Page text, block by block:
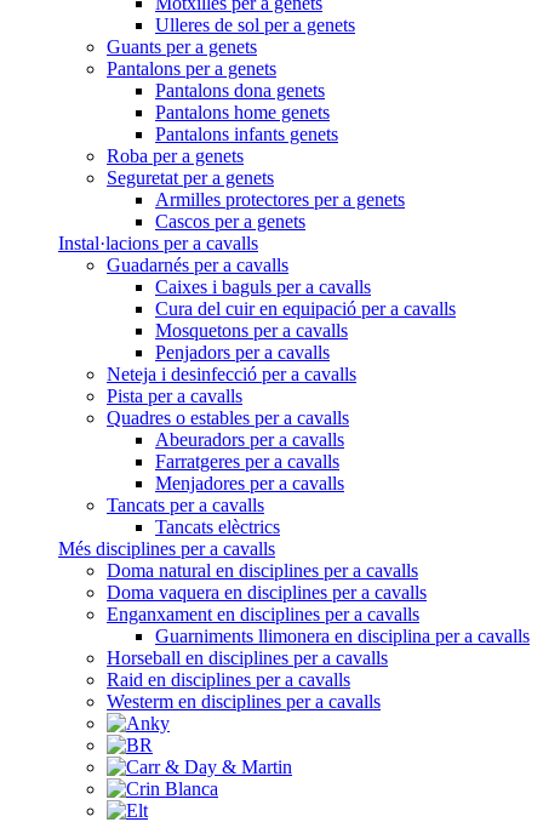
Ulleres de sol per a genets
Guants per a genets
Pantalons per a genets
Pantalons dona genets
Pantalons home genets
Pantalons infants genets
Roba per a genets
Seguretat per a genets
Armilles protectores per a genets
Cascos per a genets
Instal·lacions per a cavalls
Guadarnés per a cavalls
Caixes i baguls per a cavalls
Cura del cuir en equipació per a cavalls
Mosquetons per a cavalls
Penjadors per a cavalls
Neteja i desinfecció per a cavalls
Pista per a cavalls
Quadres o estables per a cavalls
Abeuradors per a cavalls
Farratgeres per a cavalls
Menjadores per a cavalls
Tancats per a cavalls
Tancats elèctrics
Més disciplines per a cavalls
Doma natural en disciplines per a cavalls
Doma vaquera en disciplines per a cavalls
Enganxament en disciplines per a cavalls
Guarniments llimonera en disciplina per a cavalls
Horseball en disciplines per a cavalls
Raid en disciplines per a cavalls
Westerm en disciplines per a cavalls